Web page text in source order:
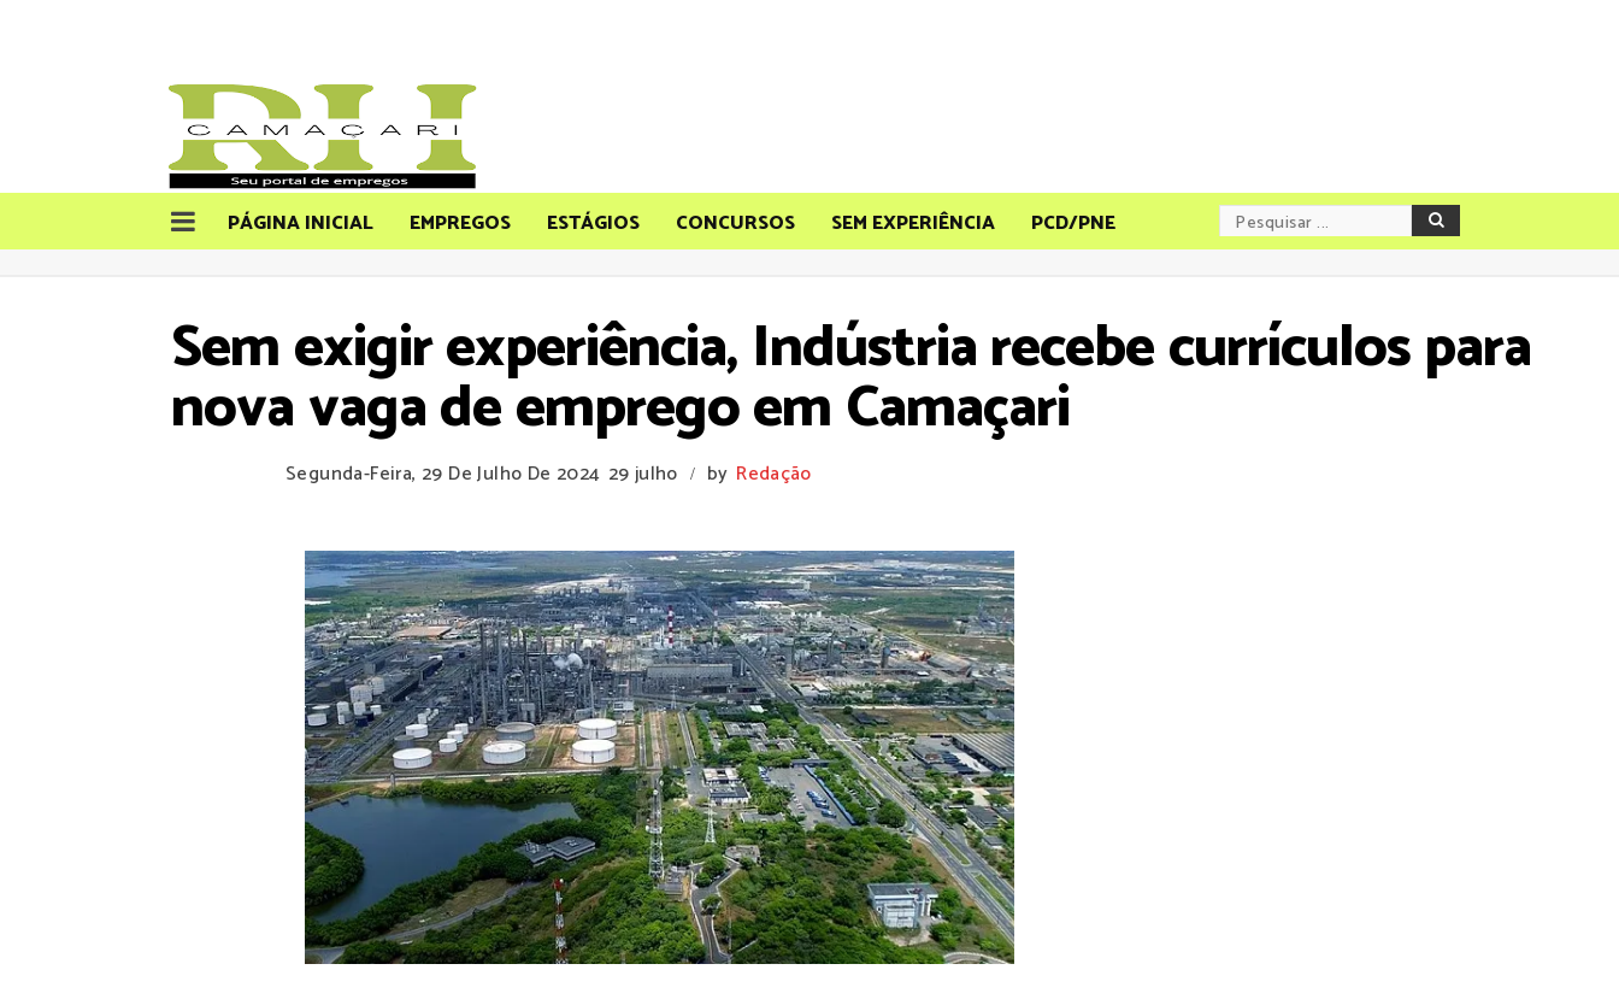
PÁGINA INICIAL EMPREGOS ESTÁGIOS CONCURSOS SEM EXPERIÊNCIA PCD/PNE
Sem exigir experiência, Indústria recebe currículos para
nova vaga de emprego em Camaçari
Segunda-Feira, 29 De Julho De 2024 29 julho / by Redação